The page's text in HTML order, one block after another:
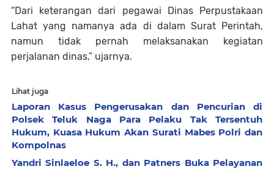
“Dari keterangan dari pegawai Dinas Perpustakaan
Lahat yang namanya ada di dalam Surat Perintah,
namun tidak pernah melaksanakan kegiatan
perjalanan dinas,” ujarnya.
Lihat juga
Laporan Kasus Pengerusakan dan Pencurian di
Polsek Teluk Naga Para Pelaku Tak Tersentuh
Hukum, Kuasa Hukum Akan Surati Mabes Polri dan
Kompolnas
Yandri Sinlaeloe S. H., dan Patners Buka Pelayanan